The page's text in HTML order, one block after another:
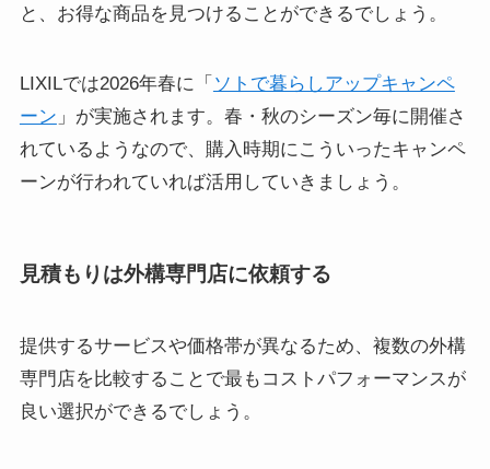
と、お得な商品を見つけることができるでしょう。
LIXILでは2026年春に「 ソトで暮らしアップキャンペ
ーン 」が実施されます。春・秋のシーズン毎に開催さ
れているようなので、購入時期にこういったキャンペ
ーンが行われていれば活用していきましょう。
見積もりは外構専門店に依頼する
提供するサービスや価格帯が異なるため、複数の外構
専門店を比較することで最もコストパフォーマンスが
良い選択ができるでしょう。